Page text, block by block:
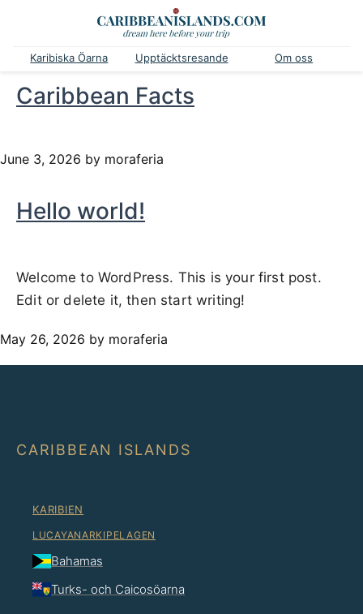
Karibiska Öarna Upptäcktsresande Om oss
Caribbean Facts
June 3, 2026 by moraferia
Hello world!
Welcome to WordPress. This is your first post.
Edit or delete it, then start writing!
May 26, 2026 by moraferia
CARIBBEAN ISLANDS
KARIBIEN
LUCAYANARKIPELAGEN
Bahamas
Turks- och Caicosöarna